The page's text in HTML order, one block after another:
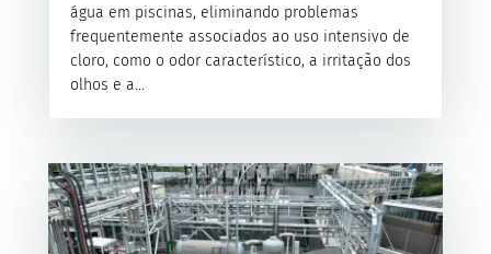
água em piscinas, eliminando problemas
frequentemente associados ao uso intensivo de
cloro, como o odor característico, a irritação dos
olhos e a...